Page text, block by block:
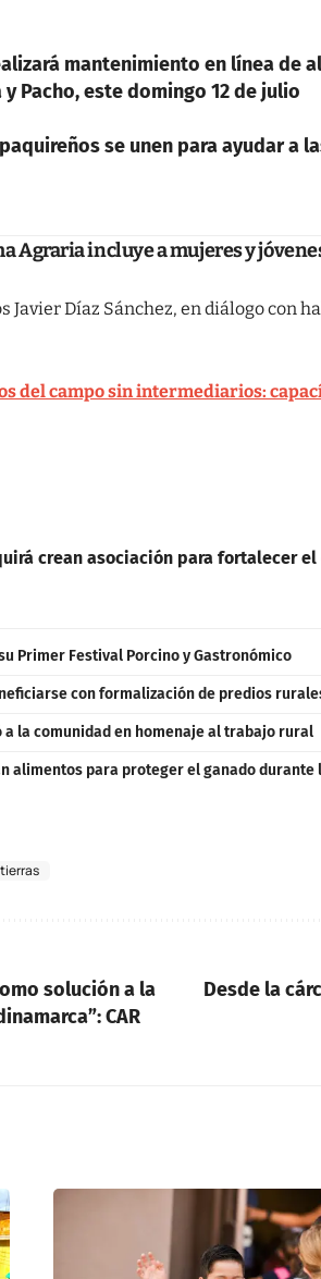
mantenimiento en línea de
y Pacho, este domingo 12 de julio
se unen para ayudar a
Agraria incluye a mujeres y
Javier Díaz Sánchez, en diálogo con
del campo sin intermediarios:
crean asociación para fortalecer
Primer Festival Porcino y Gastronómico
con formalización de predios
a la comunidad en homenaje al trabajo rural
alimentos para proteger el ganado durante
tierras
solución a la
CAR
Desde la